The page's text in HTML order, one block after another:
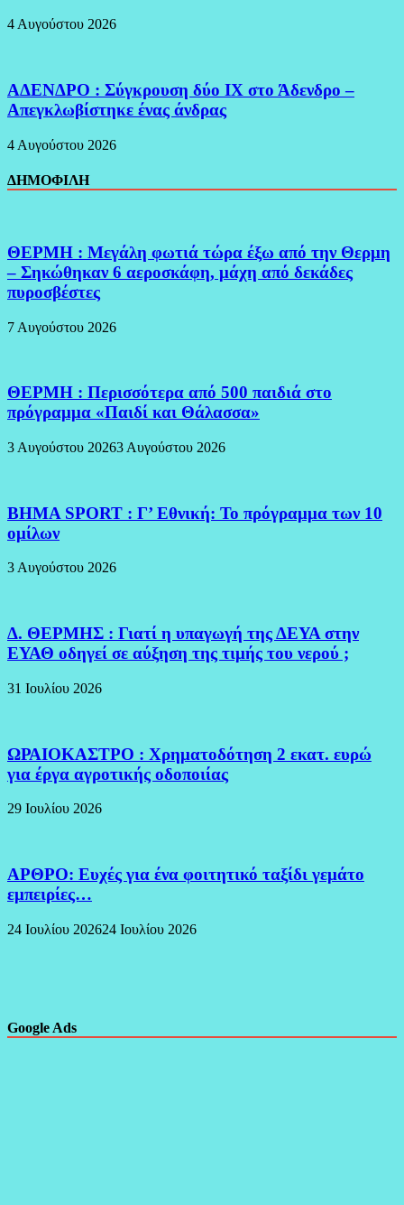
4 Αυγούστου 2026
ΑΔΕΝΔΡΟ : Σύγκρουση δύο ΙΧ στο Άδενδρο –
Απεγκλωβίστηκε ένας άνδρας
4 Αυγούστου 2026
ΔΗΜΟΦΙΛΗ
ΘΕΡΜΗ : Μεγάλη φωτιά τώρα έξω από την Θερμη
– Σηκώθηκαν 6 αεροσκάφη, μάχη από δεκάδες
πυροσβέστες
7 Αυγούστου 2026
ΘΕΡΜΗ : Περισσότερα από 500 παιδιά στο
πρόγραμμα «Παιδί και Θάλασσα»
3 Αυγούστου 20263 Αυγούστου 2026
BHMA SPORT : Γ’ Εθνική: Το πρόγραμμα των 10
ομίλων
3 Αυγούστου 2026
Δ. ΘΕΡΜΗΣ : Γιατί η υπαγωγή της ΔΕΥΑ στην
ΕΥΑΘ οδηγεί σε αύξηση της τιμής του νερού ;
31 Ιουλίου 2026
ΩΡΑΙΟΚΑΣΤΡΟ : Χρηματοδότηση 2 εκατ. ευρώ
για έργα αγροτικής οδοποιίας
29 Ιουλίου 2026
ΑΡΘΡΟ: Ευχές για ένα φοιτητικό ταξίδι γεμάτο
εμπειρίες…
24 Ιουλίου 202624 Ιουλίου 2026
Google Ads